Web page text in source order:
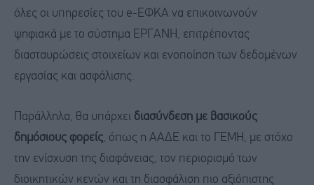
όλες οι υπηρεσίες του e-ΕΦΚΑ να επικοινωνούν
ψηφιακά με το σύστημα ΕΡΓΑΝΗ, επιτρέποντας
διασταυρώσεις στοιχείων και ενοποίηση των δεδομένων
εργασίας και ασφάλισης.
Παράλληλα, θα υπάρχει διασύνδεση με βασικούς
δημόσιους φορείς, όπως η ΑΑΔΕ και το ΓΕΜΗ, με στόχο
την ενίσχυση της διαφάνειας, τον περιορισμό των
διοικητικών κενών και τη διασφάλιση πιο αξιόπιστης